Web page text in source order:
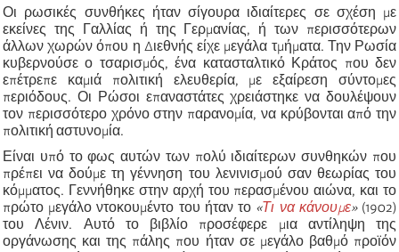
Οι ρωσικές συνθήκες ήταν σίγουρα ιδιαίτερες σε σχέση με
εκείνες της Γαλλίας ή της Γερμανίας, ή των περισσότερων
άλλων χωρών όπου η Διεθνής είχε μεγάλα τμήματα. Την Ρωσία
κυβερνούσε ο τσαρισμός, ένα κατασταλτικό Κράτος που δεν
επέτρεπε καμιά πολιτική ελευθερία, με εξαίρεση σύντομες
περιόδους. Οι Ρώσοι επαναστάτες χρειάστηκε να δουλέψουν
τον περισσότερο χρόνο στην παρανομία, να κρύβονται από την
πολιτική αστυνομία.
Είναι υπό το φως αυτών των πολύ ιδιαίτερων συνθηκών που
πρέπει να δούμε τη γέννηση του λενινισμού σαν θεωρίας του
κόμματος. Γεννήθηκε στην αρχή του περασμένου αιώνα, και το
πρώτο μεγάλο ντοκουμέντο του ήταν το «Τι να κάνουμε»(1902)
του Λένιν. Αυτό το βιβλίο προσέφερε μια αντίληψη της
οργάνωσης και της πάλης που ήταν σε μεγάλο βαθμό προϊόν